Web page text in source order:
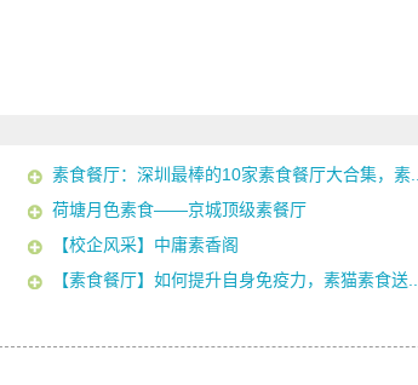
素食餐厅：深圳最棒的10家素食餐厅大合集，素...
荷塘月色素食——京城顶级素餐厅
【校企风采】中庸素香阁
【素食餐厅】如何提升自身免疫力，素猫素食送...